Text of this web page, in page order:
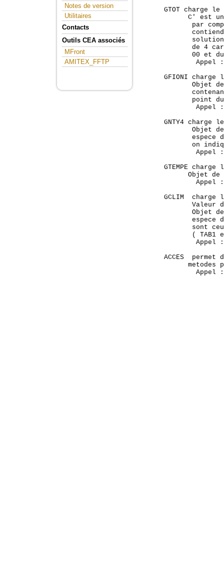
Notes de version
Utilitaires
Contacts
Outils CEA associés
MFront
AMITEX_FFTP
GTOT charge le
C' est
par
de 4
00 et
Appel
GFIONI charge
Objet
point
Appel
GNTY4 charge
Objet
espece
on
Appel
GTEMPE charge
Objet de
Appel
GCLIM  charge
Valeur
Objet
espece
sont
( TAB1
Appel
ACCES  permet
metodes
Appel